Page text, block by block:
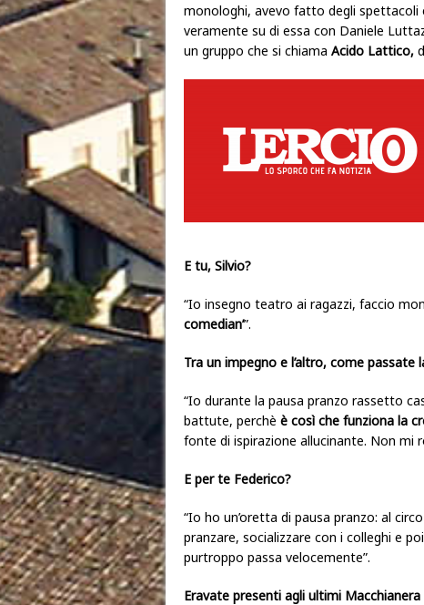
monologhi, avevo fatto degli spettacoli
veramente su di essa con Daniele
un gruppo che si chiama Acido Lattico,
E tu, Silvio?
“Io insegno teatro ai ragazzi, faccio
comedian’”.
Tra un impegno e l’altro, come
“Io durante la pausa pranzo rassetto
battute, perchè è così che funziona la
fonte di ispirazione allucinante. Non mi
E per te Federico?
“Io ho un’oretta di pausa pranzo: al
pranzare, socializzare con i colleghi e
purtroppo passa velocemente”.
Eravate presenti agli ultimi Macchianera